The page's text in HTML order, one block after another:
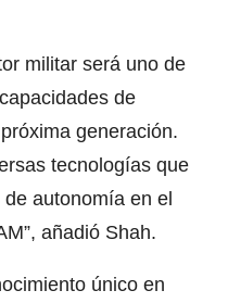
militar será uno de
de
generación.
tecnologías que
autonomía en el
añadió Shah.
único en